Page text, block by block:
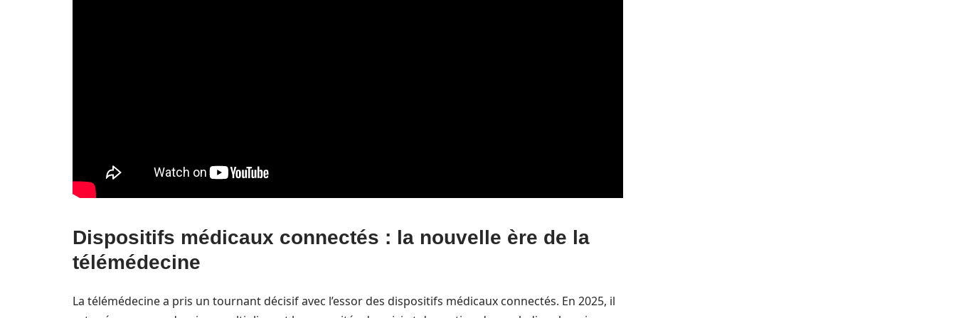
Dispositifs médicaux connectés : la nouvelle ère de la
télémédecine
La télémédecine a pris un tournant décisif avec l’essor des dispositifs médicaux connectés. En 2025, il